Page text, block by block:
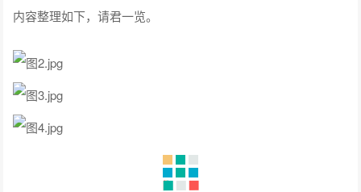
内容整理如下，请君一览。